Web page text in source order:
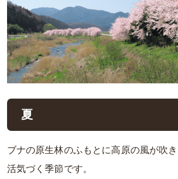
夏
ブナの原生林のふもとに高原の風が吹
活気づく季節です。